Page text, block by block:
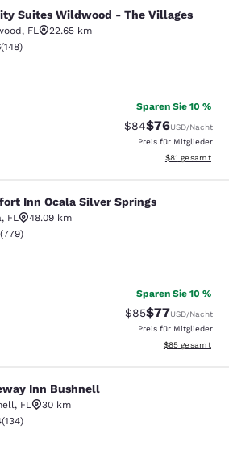
Wildwood - The
Suites Wildwood - The Villages
, FL
22.65 km
Bewertung. Gut. 148 Bewertungen
(148)
Sparen Sie 10 %
Durchgestrichener
$84Vergünstigter
$76USD/Nacht
Preis für Mitglieder
Geschätzte
$81 gesamt
Silver Springs
Inn Ocala Silver Springs
, FL
48.09 km
Bewertung. Gut. 779 Bewertungen
(779)
Sparen Sie 10 %
$85Vergünstigter
$77USD/Nacht
Preis für Mitglieder
Geschätzte
$85 gesamt
Bushnell
Inn Bushnell
, FL
30 km
Bewertung. Gut. 134 Bewertungen
(134)